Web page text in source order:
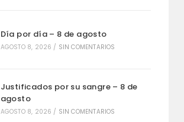
Día por día – 8 de agosto
AGOSTO 8, 2026 / SIN COMENTARIOS
Justificados por su sangre – 8 de
agosto
AGOSTO 8, 2026 / SIN COMENTARIOS